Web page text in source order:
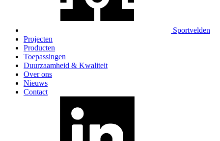
Sportvelden
Projecten
Producten
Toepassingen
Duurzaamheid & Kwaliteit
Over ons
Nieuws
Contact